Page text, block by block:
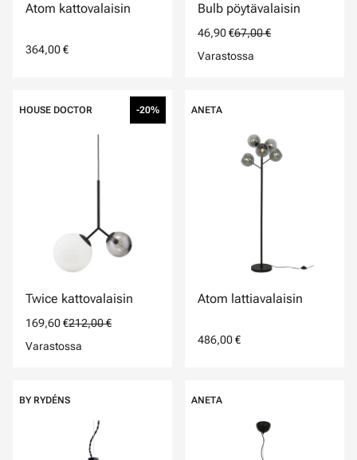
Atom kattovalaisin
364,00 €
Bulb pöytävalaisin
46,90 €67,00 €
Varastossa
HOUSE DOCTOR -20%
Twice kattovalaisin
169,60 €212,00 €
Varastossa
ANETA
Atom lattiavalaisin
486,00 €
BY RYDÉNS ANETA